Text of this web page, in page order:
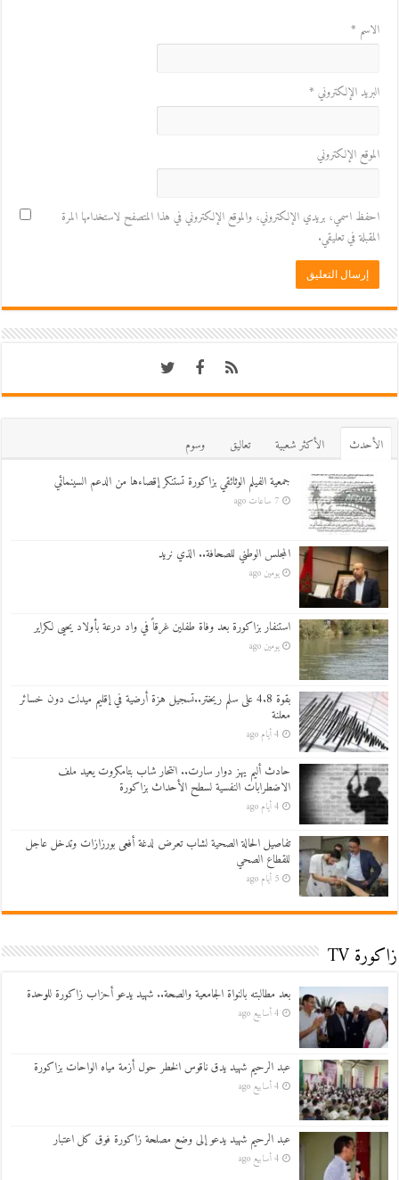
الاسم *
البريد الإلكتروني *
الموقع الإلكتروني
احفظ اسمي، بريدي الإلكتروني، والموقع الإلكتروني في هذا المتصفح لاستخدامها المرة
المقبلة في تعليقي.
اﻷحدث اﻷكثر شعبية تعاليق
وسوم
جمعية الفيلم الوثائقي بزاكورة تستنكر إقصاءها من الدعم السينمائي
7 ساعات ago
المجلس الوطني للصحافة.. الذي نريد
يومين ago
استنفار بزاكورة بعد وفاة طفلين غرقاً في واد درعة بأولاد يحيى لكراير
يومين ago
بقوة 4.8 على سلم ريختر..تسجيل هزة أرضية في إقليم ميدلت دون خسائر
معلنة
4 أيام ago
حادث أليم يهز دوار سارت.. انتحار شاب بتامكروت يعيد ملف
الاضطرابات النفسية لسطح الأحداث بزاكورة
4 أيام ago
تفاصيل الحالة الصحية لشاب تعرض لدغة أفعى بورزازات وتدخل عاجل
للقطاع الصحي
5 أيام ago
زاكورة TV
بعد مطالبته بالنواة الجامعية والصحة.. شهيد يدعو أحزاب زاكورة للوحدة
4 أسابيع ago
عبد الرحيم شهيد يدق ناقوس الخطر حول أزمة مياه الواحات بزاكورة
4 أسابيع ago
عبد الرحيم شهيد يدعو إلى وضع مصلحة زاكورة فوق كل اعتبار
4 أسابيع ago